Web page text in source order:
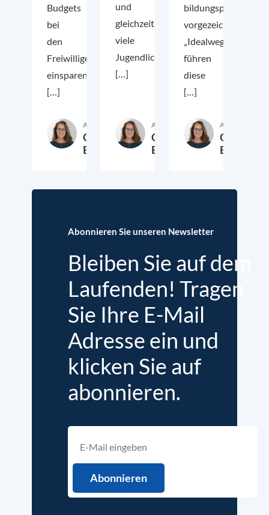
Budgets
bei
den
Freiwilligendiensten
einsparen
[…]
Autor:in
Claudia
Burkard8. Januar 2024
und
gleichzeitig
viele
Jugendliche,
[…]
Autor:in
Claudia
Burkard10. August 2023
bildungspolitisch
vorgezeichneten
„Idealwegen“,
führen
diese
[…]
Autor:in
Claudia
Burkard
Abonnieren Sie unseren Newsletter
Bleiben Sie auf dem
Laufenden! Tragen
Sie Ihre E-Mail
Adresse ein und
klicken Sie auf
abonnieren.